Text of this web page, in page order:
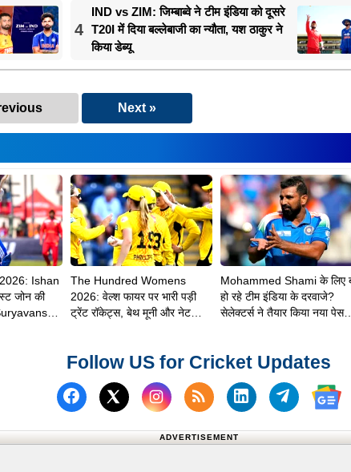
4
IND vs ZIM: जिम्बाब्वे ने टीम इंडिया को दूसरे
T20I में दिया बल्लेबाजी का न्यौता, यश ठाकुर ने
किया डेब्यू
Next »
Ishan
जोन की
The Hundred Womens
2026: वेल्श फायर पर भारी पड़ी
ट्रेंट रॉकेट्स, बेथ मूनी और नेट
Mohammed Shami के लिए
हो रहे टीम इंडिया के दरवाजे?
सेलेक्टर्स ने तैयार किया नया पेस
Follow US for Cricket Updates
Follow us on Facebook
Follow us on X (Twitter)
Subscribe to our
Follow us on
Follow
ADVERTISEMENT